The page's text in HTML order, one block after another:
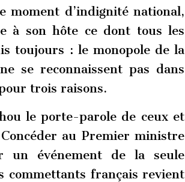
moment d’indignité national,
à son hôte ce dont tous les
toujours : le monopole de la
se reconnaissent pas dans
trois raisons.
le porte-parole de ceux et
au Premier ministre
un événement de la seule
commettants français revient